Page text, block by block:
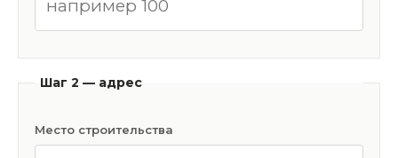
Шаг 2 — адрес
Место строительства